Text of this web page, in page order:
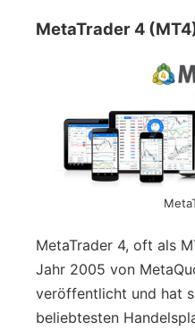
MetaTrader 4
MetaTrader 4, oft als
Jahr 2005 von
veröffentlicht und hat
beliebtesten